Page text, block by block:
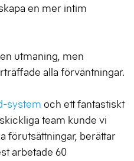
en mer intim
utmaning, men
alla förväntningar.
system och ett fantastiskt
team kunde vi
förutsättningar, berättar
arbetade 60